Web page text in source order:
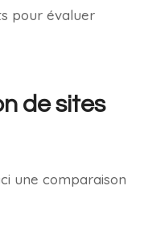
pour évaluer
de sites
une comparaison